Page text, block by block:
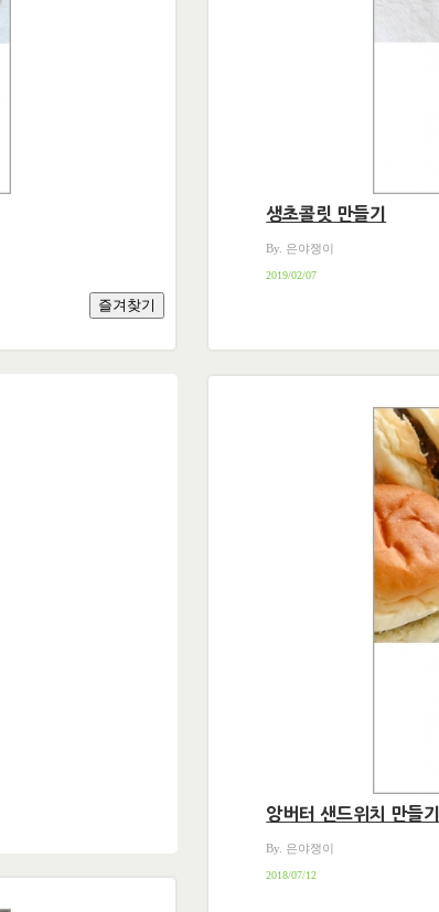
생초콜릿 만들기
By. 은야쟁이
2019/02/07
앙버터 샌드위치 만들
By. 은야쟁이
2018/07/12